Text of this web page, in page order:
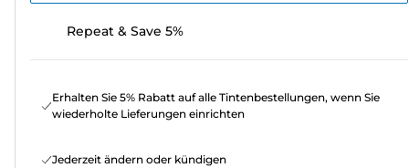
Repeat & Save 5%
Erhalten Sie 5% Rabatt auf alle Tintenbestellungen, wenn Sie
wiederholte Lieferungen einrichten
Jederzeit ändern oder kündigen